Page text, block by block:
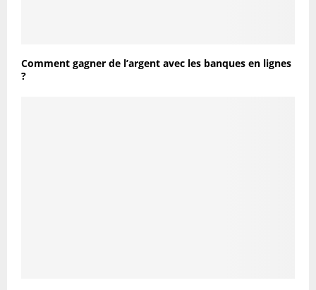
Comment gagner de l’argent avec les banques en lignes
?